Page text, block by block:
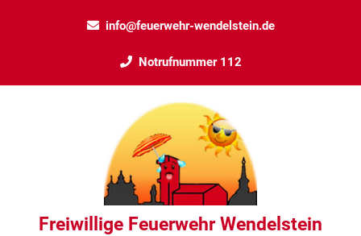
info@feuerwehr-wendelstein.de
Notrufnummer 112
Freiwillige Feuerwehr Wendelstein